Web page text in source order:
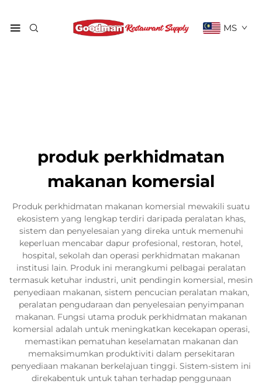
MS
produk perkhidmatan
makanan komersial
Produk perkhidmatan makanan komersial mewakili suatu
ekosistem yang lengkap terdiri daripada peralatan khas,
sistem dan penyelesaian yang direka untuk memenuhi
keperluan mencabar dapur profesional, restoran, hotel,
hospital, sekolah dan operasi perkhidmatan makanan
institusi lain. Produk ini merangkumi pelbagai peralatan
termasuk ketuhar industri, unit pendingin komersial, mesin
penyediaan makanan, sistem pencucian peralatan makan,
peralatan pengudaraan dan penyelesaian penyimpanan
makanan. Fungsi utama produk perkhidmatan makanan
komersial adalah untuk meningkatkan kecekapan operasi,
memastikan pematuhan keselamatan makanan dan
memaksimumkan produktiviti dalam persekitaran
penyediaan makanan berkelajuan tinggi. Sistem-sistem ini
direkabentuk untuk tahan terhadap penggunaan